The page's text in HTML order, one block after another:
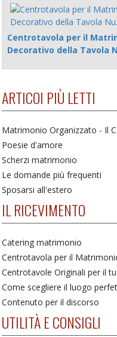
Centrotavola per il
Decorativo della Tavola
ARTICOI PIÙ LETTI
Matrimonio Organizzato - Il
Poesie d'amore
Scherzi matrimonio
Le domande più frequenti
Sposarsi all'estero
IL RICEVIMENTO
Catering matrimonio
Centrotavola per il
Centrotavole Originali per il
Come scegliere il luogo
Contenuto per il discorso
UTILITÀ E CONSIGLI